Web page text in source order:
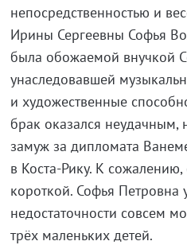
непосредственностью и
Ирины Сергеевны Софья
была обожаемой внучкой
унаследовавшей
и художественные
брак оказался
замуж за дипломата
в Коста-Рику. К сожалению,
короткой. Софья Петровна
недостаточности совсем
трёх маленьких детей.